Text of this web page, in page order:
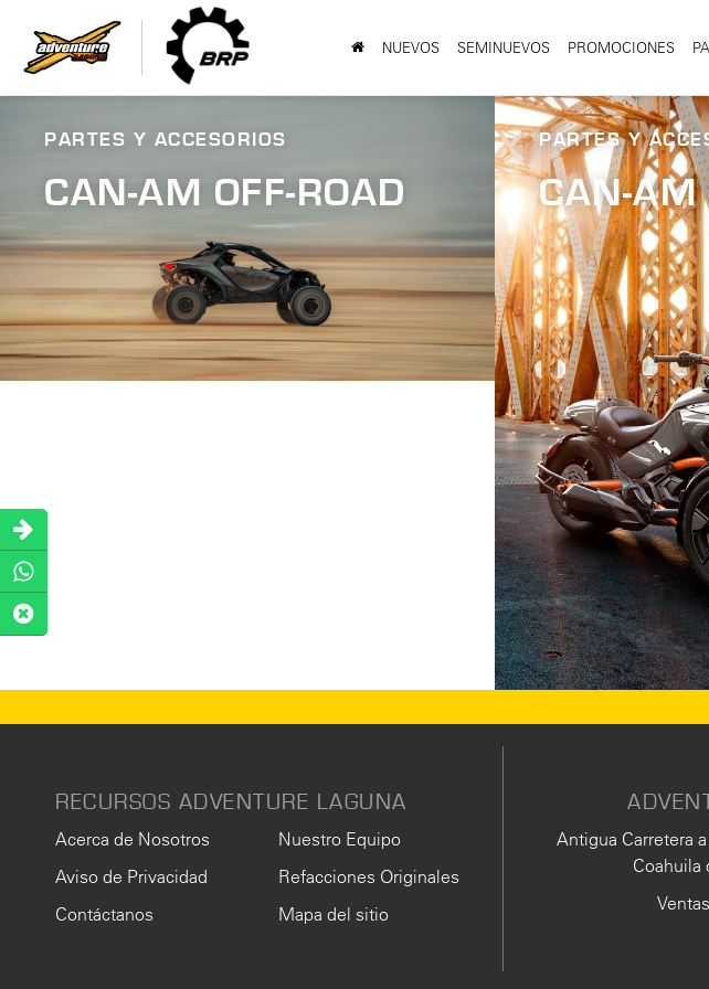
NUEVOS SEMINUEVOS PROMOCIONES
PARTES Y ACCESORIOS
CAN-AM OFF-ROAD
PARTES Y
CAN-AM
RECURSOS ADVENTURE LAGUNA
Acerca de Nosotros
Aviso de Privacidad
Contáctanos
Nuestro Equipo
Refacciones Originales
Mapa del sitio
Antigua Carretera a
Coahuila
Ventas